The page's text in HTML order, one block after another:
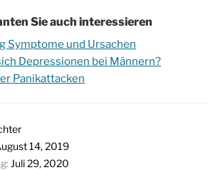
Sie auch interessieren
Symptome und Ursachen
Depressionen bei Männern?
Panikattacken
14, 2019
Juli 29, 2020